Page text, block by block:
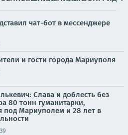
чат-бот в мессенджере
и гости города Мариуполя
Слава и доблесть без
80 тонн гуманитарки,
под Мариуполем и 28 лет в